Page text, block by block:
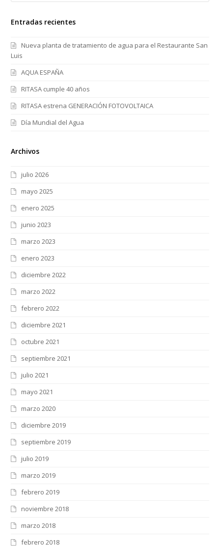
Entradas recientes
Nueva planta de tratamiento de agua para el Restaurante San
Luis
AQUA ESPAÑA
RITASA cumple 40 años
RITASA estrena GENERACIÓN FOTOVOLTAICA
Día Mundial del Agua
Archivos
julio 2026
mayo 2025
enero 2025
junio 2023
marzo 2023
enero 2023
diciembre 2022
marzo 2022
febrero 2022
diciembre 2021
octubre 2021
septiembre 2021
julio 2021
mayo 2021
marzo 2020
diciembre 2019
septiembre 2019
julio 2019
marzo 2019
febrero 2019
noviembre 2018
marzo 2018
febrero 2018